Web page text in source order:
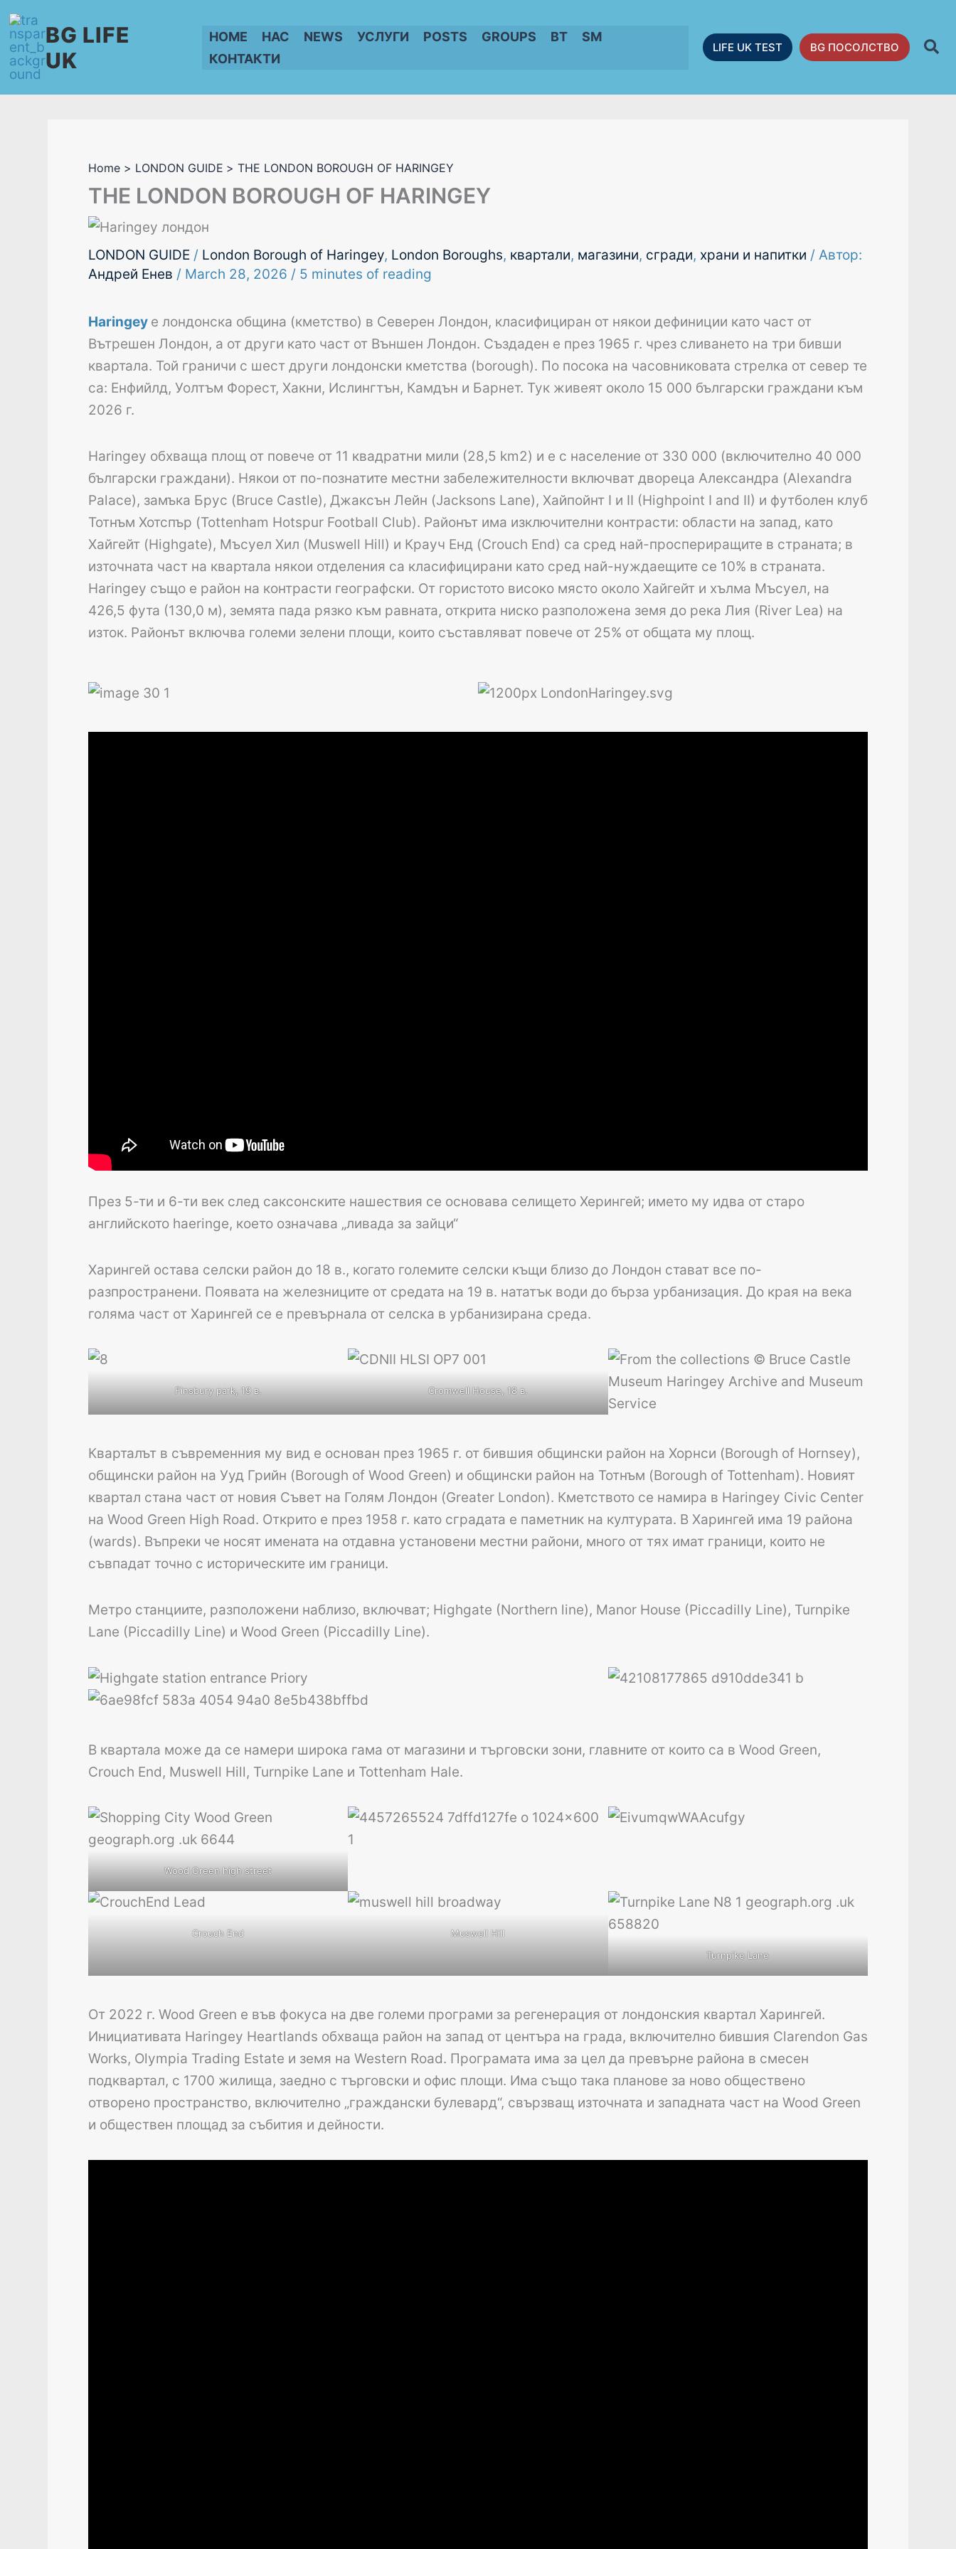
Skip
to
content
BG LIFE
UK
HOME НАС NEWS УСЛУГИ POSTS GROUPS BT
SM
КОНТАКТИ
LIFE UK TEST BG ПОСОЛСТВО
Home LONDON GUIDE THE LONDON BOROUGH OF HARINGEY
THE LONDON BOROUGH OF HARINGEY
LONDON GUIDE / London Borough of Haringey, London Boroughs, квартали, магазини, сгради, храни и напитки / Автор:
Андрей Енев / March 28, 2026 / 5 minutes of reading
Haringey е лондонска община (кметство) в Северен Лондон, класифициран от някои дефиниции като част от
Вътрешен Лондон, а от други като част от Външен Лондон. Създаден е през 1965 г. чрез сливането на три бивши
квартала. Той граничи с шест други лондонски кметства (borough). По посока на часовниковата стрелка от север те
са: Енфийлд, Уолтъм Форест, Хакни, Ислингтън, Камдън и Барнет. Тук живеят около 15 000 български граждани към
2026 г.
Haringey обхваща площ от повече от 11 квадратни мили (28,5 km2) и е с население от 330 000 (включително 40 000
български граждани). Някои от по-познатите местни забележителности включват двореца Александра (Alexandra
Palace), замъка Брус (Bruce Castle), Джаксън Лейн (Jacksons Lane), Хайпойнт I и II (Highpoint I and II) и футболен клуб
Тотнъм Хотспър (Tottenham Hotspur Football Club). Районът има изключителни контрасти: области на запад, като
Хайгейт (Highgate), Мъсуел Хил (Muswell Hill) и Крауч Енд (Crouch End) са сред най-проспериращите в страната; в
източната част на квартала някои отделения са класифицирани като сред най-нуждаещите се 10% в страната.
Haringey също е район на контрасти географски. От гористото високо място около Хайгейт и хълма Мъсуел, на
426,5 фута (130,0 м), земята пада рязко към равната, открита ниско разположена земя до река Лия (River Lea) на
изток. Районът включва големи зелени площи, които съставляват повече от 25% от общата му площ.
През 5-ти и 6-ти век след саксонските нашествия се основава селището Херингей; името му идва от старо
английското haeringe, което означава „ливада за зайци“
Харингей остава селски район до 18 в., когато големите селски къщи близо до Лондон стават все по-
разпространени. Появата на железниците от средата на 19 в. нататък води до бърза урбанизация. До края на века
голяма част от Харингей се е превърнала от селска в урбанизирана среда.
Finsbury park, 19 в. Cromwell House, 18 в.
Кварталът в съвременния му вид е основан през 1965 г. от бившия общински район на Хорнси (Borough of Hornsey),
общински район на Ууд Грийн (Borough of Wood Green) и общински район на Тотнъм (Borough of Tottenham). Новият
квартал стана част от новия Съвет на Голям Лондон (Greater London). Кметството се намира в Haringey Civic Center
на Wood Green High Road. Открито е през 1958 г. като сградата е паметник на културата. В Харингей има 19 района
(wards). Въпреки че носят имената на отдавна установени местни райони, много от тях имат граници, които не
съвпадат точно с историческите им граници.
Метро станциите, разположени наблизо, включват; Highgate (Northern line), Manor House (Piccadilly Line), Turnpike
Lane (Piccadilly Line) и Wood Green (Piccadilly Line).
В квартала може да се намери широка гама от магазини и търговски зони, главните от които са в Wood Green,
Crouch End, Muswell Hill, Turnpike Lane и Tottenham Hale.
Wood Green high street
Crouch End
Muswell Hill
Turnpike Lane
От 2022 г. Wood Green е във фокуса на две големи програми за регенерация от лондонския квартал Харингей.
Инициативата Haringey Heartlands обхваща район на запад от центъра на града, включително бившия Clarendon Gas
Works, Olympia Trading Estate и земя на Western Road. Програмата има за цел да превърне района в смесен
подквартал, с 1700 жилища, заедно с търговски и офис площи. Има също така планове за ново обществено
отворено пространство, включително „граждански булевард“, свързващ източната и западната част на Wood Green
и обществен площад за събития и дейности.